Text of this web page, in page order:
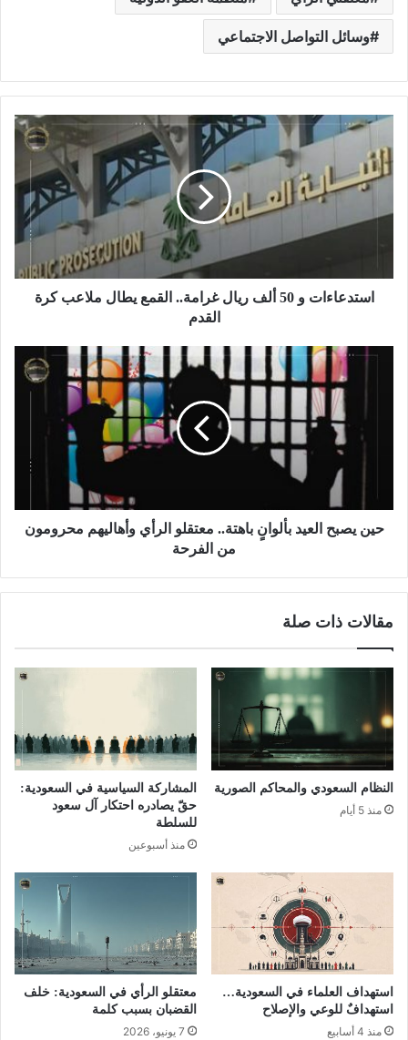
وسائل التواصل الاجتماعي
استدعاءات و 50 ألف ريال غرامة.. القمع يطال ملاعب كرة
القدم
حين يصبح العيد بألوانٍ باهتة.. معتقلو الرأي وأهاليهم محرومون
من الفرحة
مقالات ذات صلة
النظام السعودي والمحاكم الصورية
منذ 5 أيام
المشاركة السياسية في السعودية:
حقّ يصادره احتكار آل سعود
للسلطة
منذ أسبوعين
استهداف العلماء في السعودية…
استهدافٌ للوعي والإصلاح
منذ 4 أسابيع
معتقلو الرأي في السعودية: خلف
القضبان بسبب كلمة
7 يونيو، 2026